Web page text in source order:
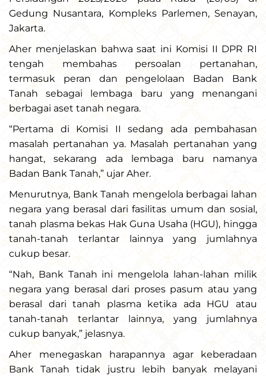
Gedung Nusantara, Kompleks Parlemen, Senayan,
Jakarta.
Aher menjelaskan bahwa saat ini Komisi II DPR RI
tengah membahas persoalan pertanahan,
termasuk peran dan pengelolaan Badan Bank
Tanah sebagai lembaga baru yang menangani
berbagai aset tanah negara.
“Pertama di Komisi II sedang ada pembahasan
masalah pertanahan ya. Masalah pertanahan yang
hangat, sekarang ada lembaga baru namanya
Badan Bank Tanah,” ujar Aher.
Menurutnya, Bank Tanah mengelola berbagai lahan
negara yang berasal dari fasilitas umum dan sosial,
tanah plasma bekas Hak Guna Usaha (HGU), hingga
tanah-tanah terlantar lainnya yang jumlahnya
cukup besar.
“Nah, Bank Tanah ini mengelola lahan-lahan milik
negara yang berasal dari proses pasum atau yang
berasal dari tanah plasma ketika ada HGU atau
tanah-tanah terlantar lainnya, yang jumlahnya
cukup banyak,” jelasnya.
Aher menegaskan harapannya agar keberadaan
Bank Tanah tidak justru lebih banyak melayani